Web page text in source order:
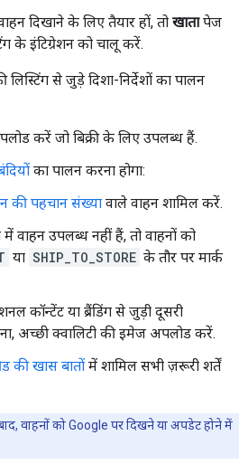
दिखाने के लिए तैयार हों, तो खातापेज
के इंटिग्रेशन को चालू करें.
से जुड़े दिशा-निर्देशों का पालन
करें जो बिक्री के लिए उपलब्ध हैं.
का पालन करना होगा:
की पहचान संख्या वाले वाहन शामिल करें.
वाहन उपलब्ध नहीं हैं, तो वाहनों को
या SHIP_TO_STORE के तौर पर मार्क
कॉन्टेंट या ब्रैंडिंग से जुड़ी दूसरी
अच्छी क्वालिटी की इमेज अपलोड करें.
की खास बातों में शामिल सभी ज़रूरी शर्तें
वाहनों को Google पर दिखने या अपडेट होने में